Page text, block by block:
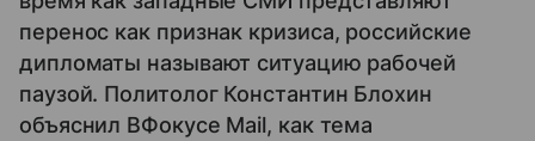
перенос как признак кризиса, российские
дипломаты называют ситуацию рабочей
паузой. Политолог Константин Блохин
объяснил ВФокусе Mail, как тема